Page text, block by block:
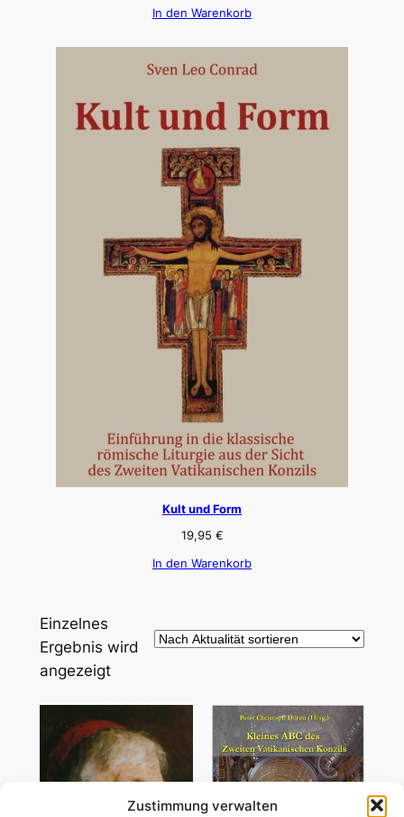
Zustimmung verwalten
In den Warenkorb
Kult und Form
19,95 €
In den Warenkorb
Einzelnes
Ergebnis wird
angezeigt